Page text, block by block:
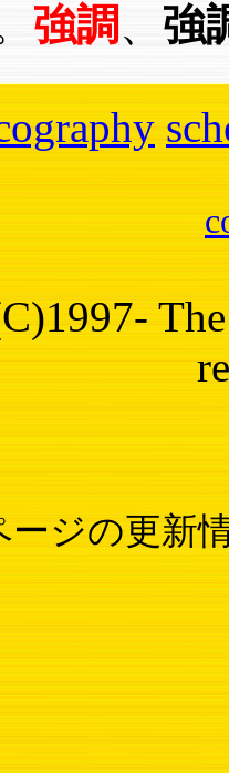
強調 、 強
ジの更新